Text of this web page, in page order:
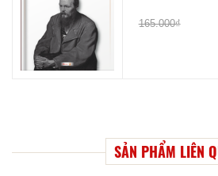
165.000₫
SẢN PHẨM LIÊN